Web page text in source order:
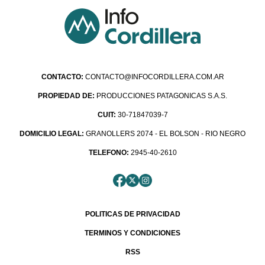
CONTACTO: CONTACTO@INFOCORDILLERA.COM.AR
PROPIEDAD DE: PRODUCCIONES PATAGONICAS S.A.S.
CUIT: 30-71847039-7
DOMICILIO LEGAL: GRANOLLERS 2074 - EL BOLSON - RIO NEGRO
TELEFONO: 2945-40-2610
POLITICAS DE PRIVACIDAD
TERMINOS Y CONDICIONES
RSS